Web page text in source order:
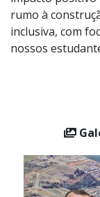
impacto
rumo à
inclusiva, com